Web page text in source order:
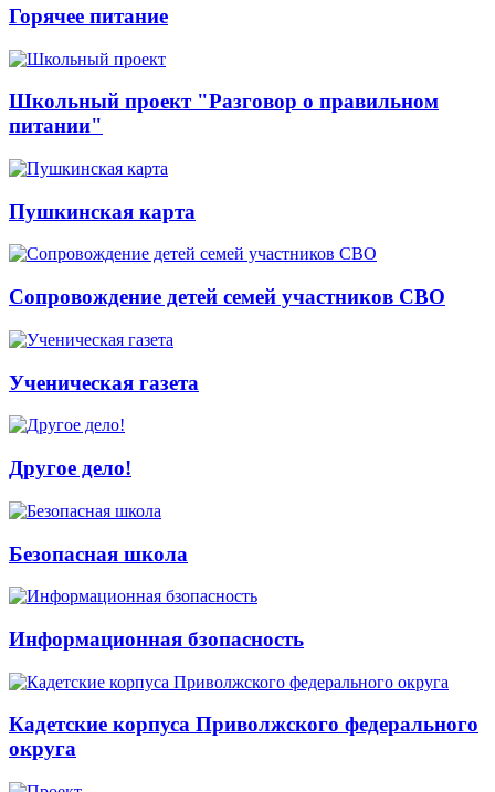
Горячее питание
Школьный проект "Разговор о правильном
питании"
Пушкинская карта
Сопровождение детей семей участников СВО
Ученическая газета
Другое дело!
Безопасная школа
Информационная бзопасность
Кадетские корпуса Приволжского федерального
округа